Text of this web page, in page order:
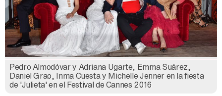
Pedro Almodóvar y Adriana Ugarte, Emma Suárez,
Daniel Grao, Inma Cuesta y Michelle Jenner en la fiesta
de 'Julieta' en el Festival de Cannes 2016